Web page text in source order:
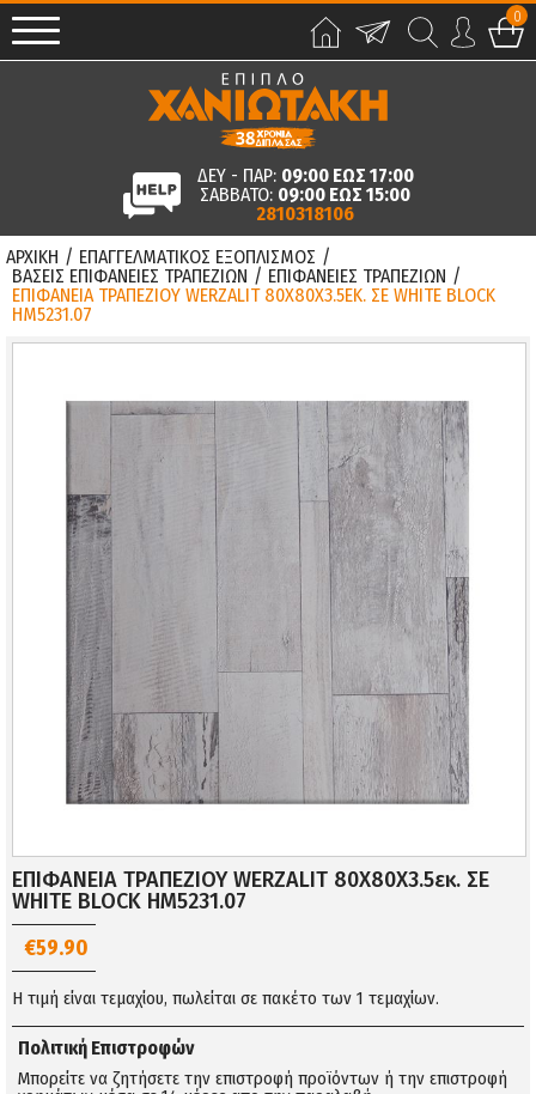
0
ΔΕΥ - ΠΑΡ: 09:00 ΕΩΣ 17:00
ΣΑΒΒΑΤΟ: 09:00 ΕΩΣ 15:00
2810318106
ΑΡΧΙΚΗ / ΕΠΑΓΓΕΛΜΑΤΙΚΟΣ ΕΞΟΠΛΙΣΜΟΣ /
ΒΑΣΕΙΣ ΕΠΙΦΑΝΕΙΕΣ ΤΡΑΠΕΖΙΩΝ / ΕΠΙΦΑΝΕΙΕΣ ΤΡΑΠΕΖΙΩΝ /
ΕΠΙΦΑΝΕΙΑ ΤΡΑΠΕΖΙΟΥ WERZALIT 80Χ80Χ3.5ΕΚ. ΣΕ WHITE BLOCK
HM5231.07
ΕΠΙΦΑΝΕΙΑ ΤΡΑΠΕΖΙΟΥ WERZALIT 80Χ80Χ3.5εκ. ΣΕ
WHITE BLOCK HM5231.07
€59.90
Η τιμή είναι τεμαχίου, πωλείται σε πακέτο των 1 τεμαχίων.
Πολιτική Επιστροφών
Μπορείτε να ζητήσετε την επιστροφή προϊόντων ή την επιστροφή